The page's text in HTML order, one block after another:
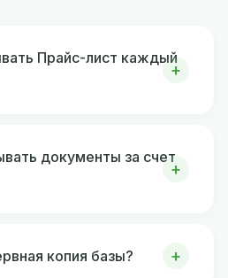
Прайс-лист каждый
документы за счет
копия базы?